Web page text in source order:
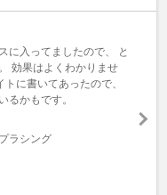
に入ってましたので、 と
効果はよくわかりませ
に書いてあったので、
るかもです。
ラシング